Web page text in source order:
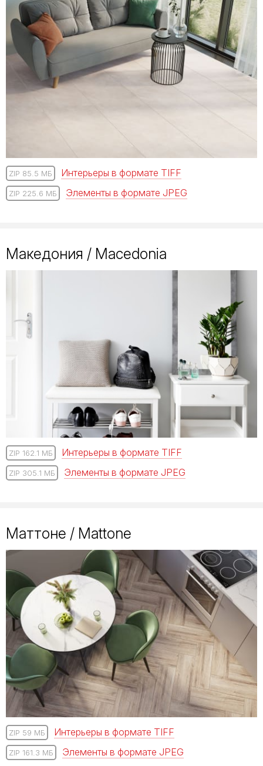
ZIP 85.5 МБ Интерьеры в формате TIFF
ZIP 225.6 МБ Элементы в формате JPEG
Македония / Macedonia
ZIP 162.1 МБ Интерьеры в формате TIFF
ZIP 305.1 МБ Элементы в формате JPEG
Маттоне / Mattone
ZIP 59 МБ Интерьеры в формате TIFF
ZIP 161.3 МБ Элементы в формате JPEG